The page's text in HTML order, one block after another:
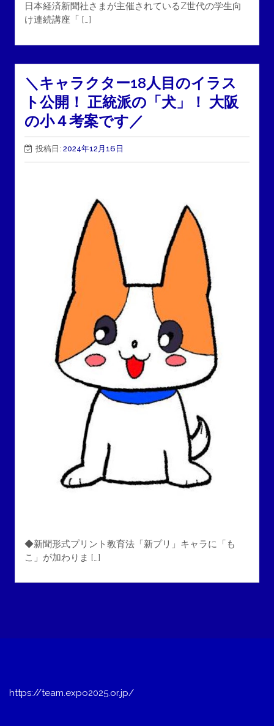
日本経済新聞社さまが主催されているZ世代の学生向
け連続講座「 […]
＼キャラクター18人目のイラス
ト公開！ 正統派の「犬」！ 大阪
の小４考案です／
投稿日: 2024年12月16日
◆新聞形式プリント教育法「新プリ」キャラに「も
こ」が加わりま […]
https://team.expo2025.or.jp/